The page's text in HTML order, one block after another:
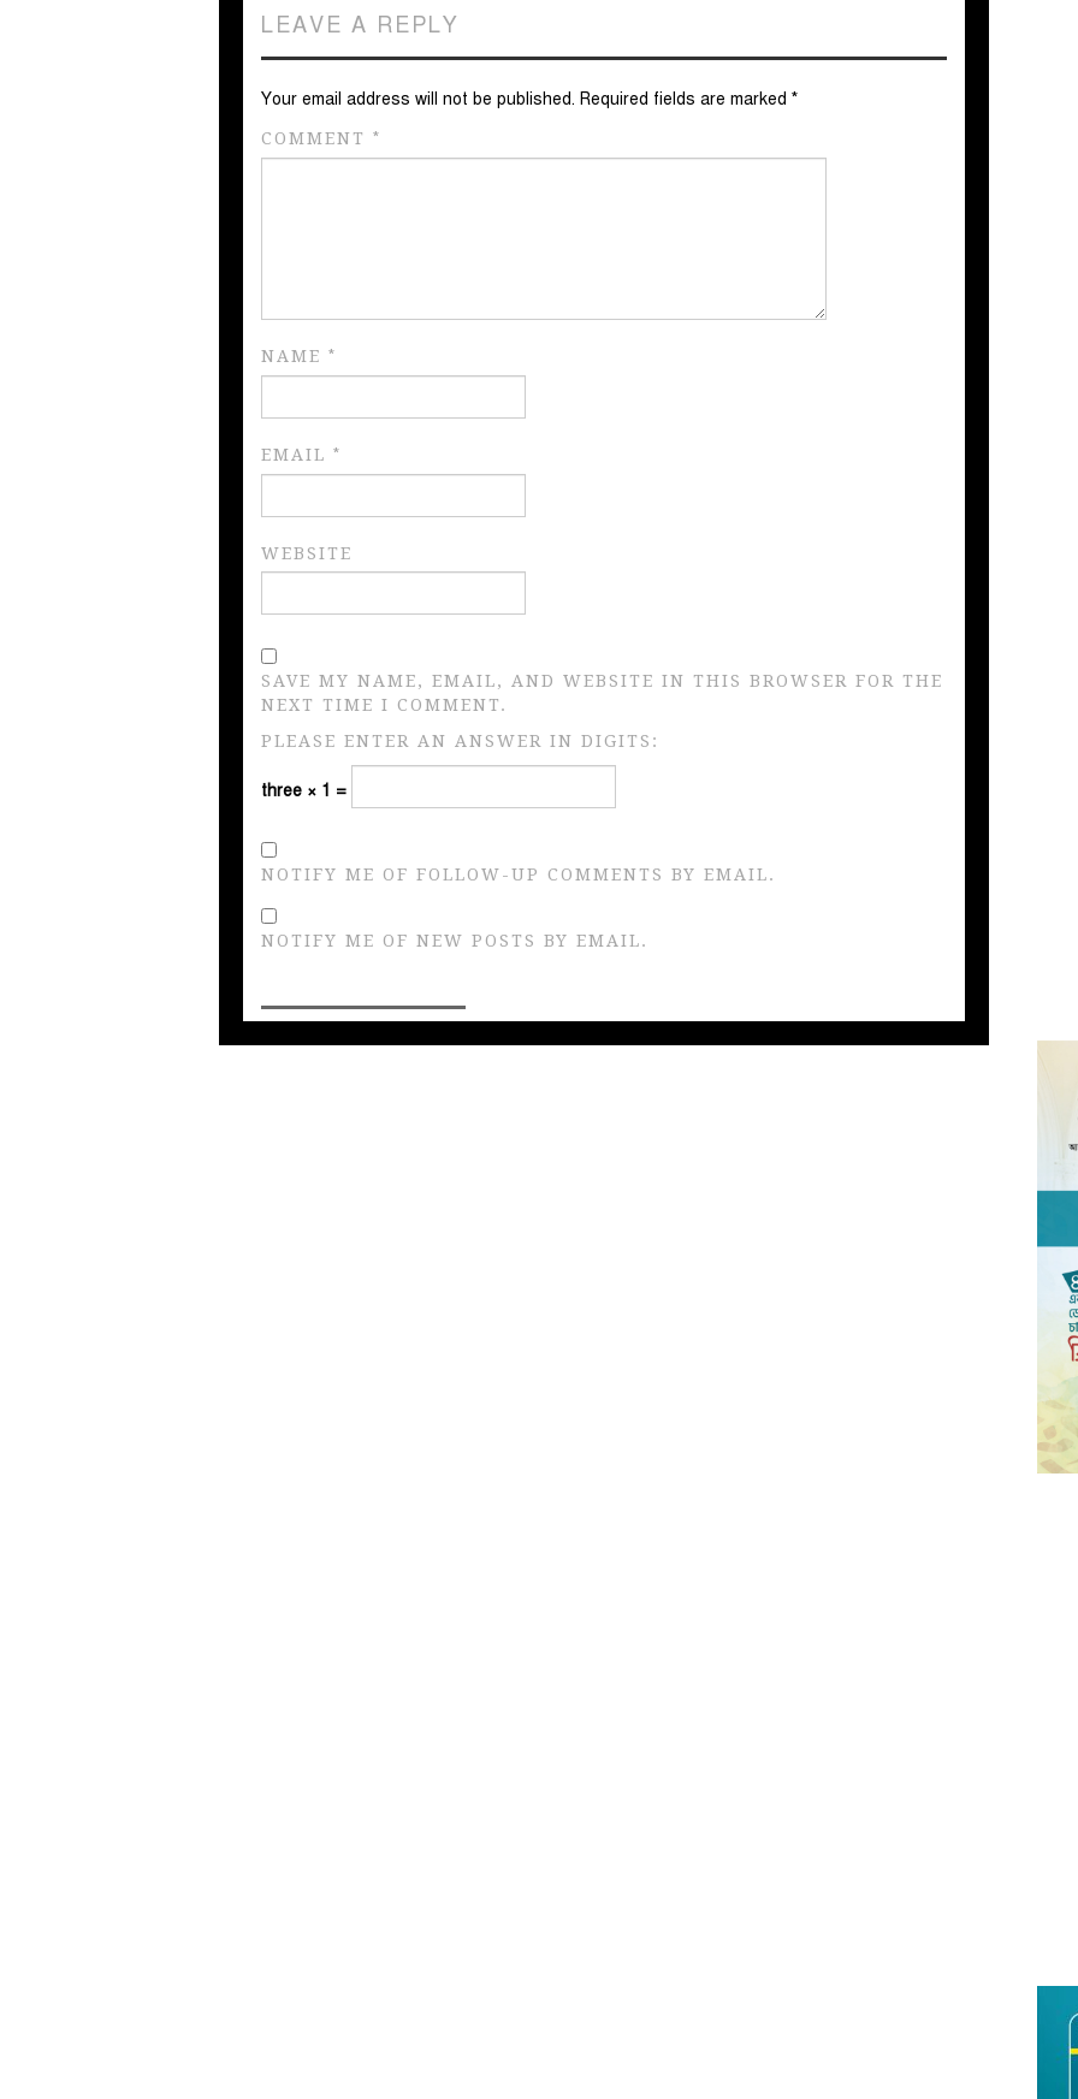
LEAVE A REPLY
Your email address will not be published. Required fields are marked *
COMMENT *
NAME *
EMAIL *
WEBSITE
SAVE MY NAME, EMAIL, AND WEBSITE IN THIS BROWSER FOR THE
NEXT TIME I COMMENT.
PLEASE ENTER AN ANSWER IN DIGITS:
three × 1 =
NOTIFY ME OF FOLLOW-UP COMMENTS BY EMAIL.
NOTIFY ME OF NEW POSTS BY EMAIL.